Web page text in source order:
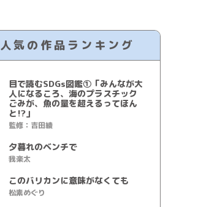
人気の作品ランキング
目で読むSDGs図鑑①「みんなが大
人になるころ、海のプラスチック
ごみが、魚の量を超えるってほん
と!?」
監修：吉田綾
夕暮れのベンチで
我楽太
このバリカンに意味がなくても
松素めぐり